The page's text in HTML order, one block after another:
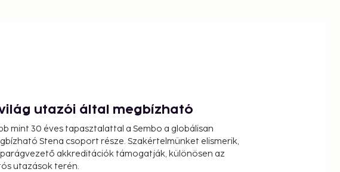
utazói által megbízható
mint 30 éves tapasztalattal a Sembo a globálisan
Stena csoport része. Szakértelmünket elismerik,
akkreditációk támogatják, különösen az
utazások terén.